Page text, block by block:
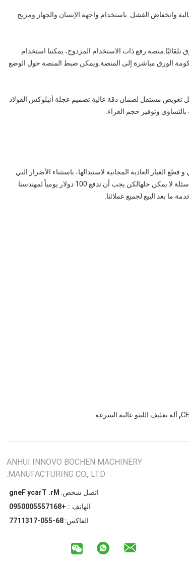
وانخفاض الفشل. باستخدام واجهة الإنسان والجهاز ومزيج
رفع ذات الاستخدام المزدوج، يمكننا استخدام
كومة الورق مباشرة إلى المنصة.ويمكن ضبط المنصة حول الوضع
تعويض مستقل لضمان دقة عالية.تصميم عجلة أنيلوكس الفولاذ
و قطع الغيار العادية المجانية لاستبدالها، باستثناء الأضرار التي
يجب أن تدفع 100 دولار يومياً لمهندسنا
بعد البيع لجميع عملائنا.
, آلة تغليف الليثو عالية السرعة
ANHUI INNOVO BOCHEN MACHINERY
MANUFACTURING CO., LTD.
اتصل شخص: Mr. Tracy Feng
الهاتف :: +8617555000590
الفاكس: 86-550-7131177